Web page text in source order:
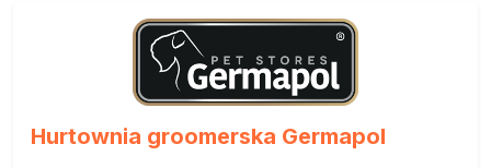
Hurtownia groomerska Germapol